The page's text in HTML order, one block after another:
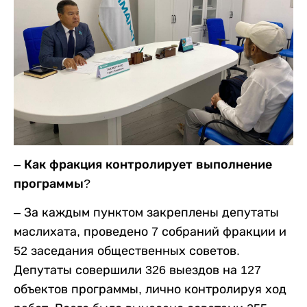
– Как фракция контролирует выполнение
программы?
– За каждым пунктом закреплены депутаты
маслихата, проведено 7 собраний фракции и
52 заседания общественных советов.
Депутаты совершили 326 выездов на 127
объектов программы, лично контролируя ход